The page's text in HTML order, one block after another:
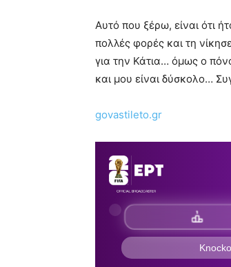
Αυτό που ξέρω, είναι ότι
πολλές φορές και τη
για την Κάτια… όμως ο
και μου είναι δύσκολο…
govastileto.gr